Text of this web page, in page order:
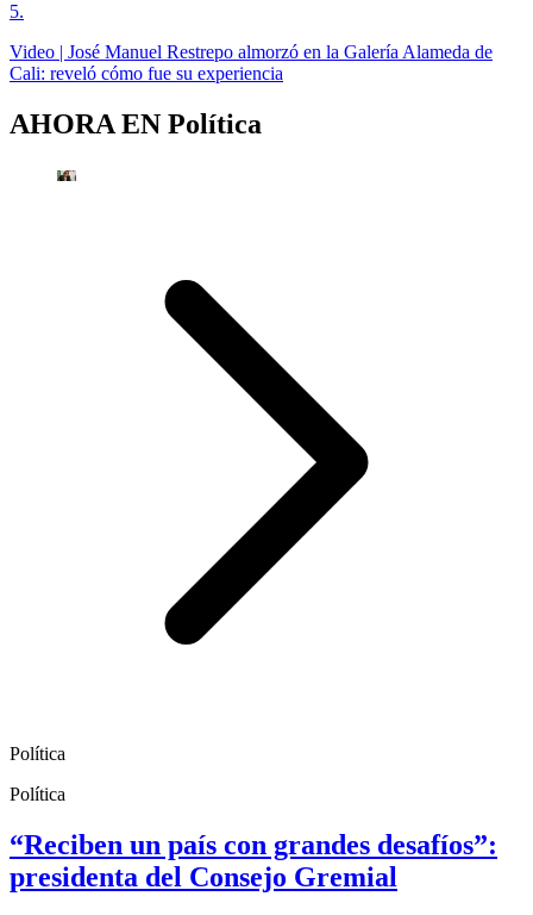
5.
Video | José Manuel Restrepo almorzó en la Galería Alameda de
Cali: reveló cómo fue su experiencia
AHORA EN Política
Política
Política
“Reciben un país con grandes desafíos”:
presidenta del Consejo Gremial